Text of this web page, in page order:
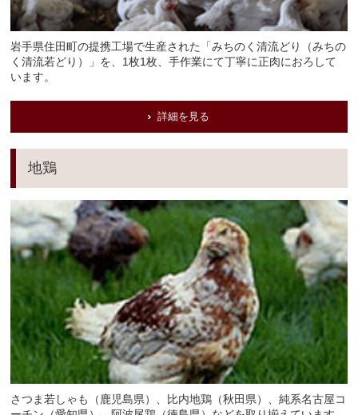
岩手県住田町の提携工場で生産された「みちのく清流どり（みちの
く清流若どり）」を、1枚1枚、手作業にて丁寧に正肉におろして
います。
詳細を見る
地鶏
さつま若しゃも（鹿児島県）、比内地鶏（秋田県）、純系名古屋コ